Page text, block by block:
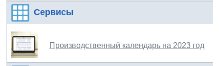
Сервисы
Производственный календарь на 2023 год